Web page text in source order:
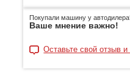
Покупали машину у
Ваше мнение важно!
Оставьте свой отзыв